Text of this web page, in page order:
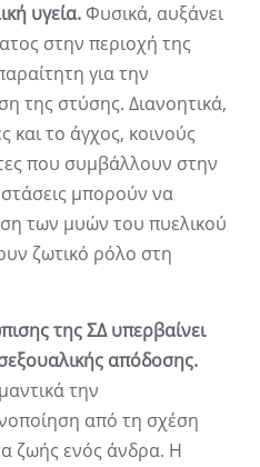
υγεία. Φυσικά, αυξάνει
στην περιοχή της
για την
της στύσης. Διανοητικά,
και το άγχος, κοινούς
που συμβάλλουν στην
μπορούν να
των μυών του πυελικού
ζωτικό ρόλο στη
της ΣΔ υπερβαίνει
απόδοσης.
την
από τη σχέση
ζωής ενός άνδρα. Η